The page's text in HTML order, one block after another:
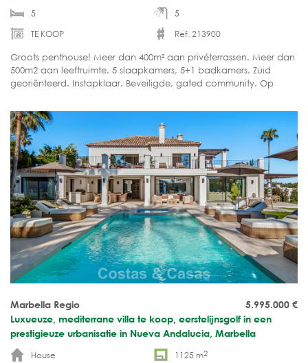
5
5
TE KOOP
Ref. 213900
Groots penthouse! Meer dan 400m² aan privéterrassen. Meer dan
500m2 aan leeftruimte. 5 slaapkamers, 5+1 badkamers. Zuid
georiënteerd. Instapklaar. Beveiligde, gated community. Op
5.995.000 €
Marbella Regio
Luxueuze, mediterrane villa te koop, eerstelijnsgolf in een
prestigieuze urbanisatie in Nueva Andalucia, Marbella
House
1125 m2